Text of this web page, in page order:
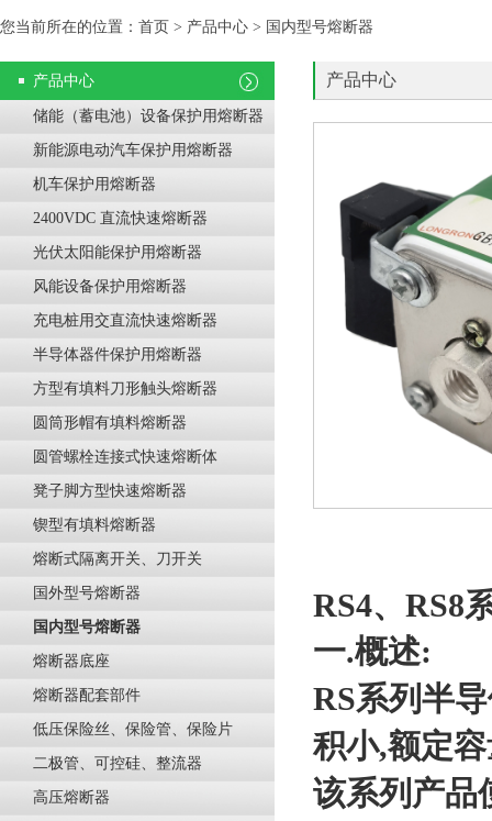
您当前所在的位置：首页 > 产品中心 > 国内型号熔断器
产品中心
储能（蓄电池）设备保护用熔断器
新能源电动汽车保护用熔断器
机车保护用熔断器
2400VDC 直流快速熔断器
光伏太阳能保护用熔断器
风能设备保护用熔断器
充电桩用交直流快速熔断器
半导体器件保护用熔断器
方型有填料刀形触头熔断器
圆筒形帽有填料熔断器
圆管螺栓连接式快速熔断体
凳子脚方型快速熔断器
锲型有填料熔断器
熔断式隔离开关、刀开关
国外型号熔断器
国内型号熔断器
熔断器底座
熔断器配套部件
低压保险丝、保险管、保险片
二极管、可控硅、整流器
高压熔断器
产品中心
RS4、RS8
一.概述:
RS系列半
积小,额定
该系列产品